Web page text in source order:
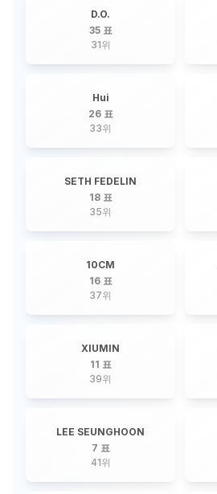
D.O.
35 표
31위
Hui
26 표
33위
SETH FEDELIN
18 표
35위
10CM
16 표
37위
XIUMIN
11 표
39위
LEE SEUNGHOON
7 표
41위